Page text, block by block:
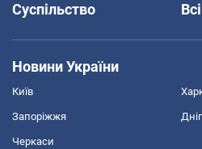
Суспільство
Новини України
Київ
Запоріжжя
Черкаси